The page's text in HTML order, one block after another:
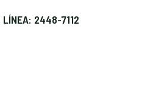
LÍNEA: 2448-7112